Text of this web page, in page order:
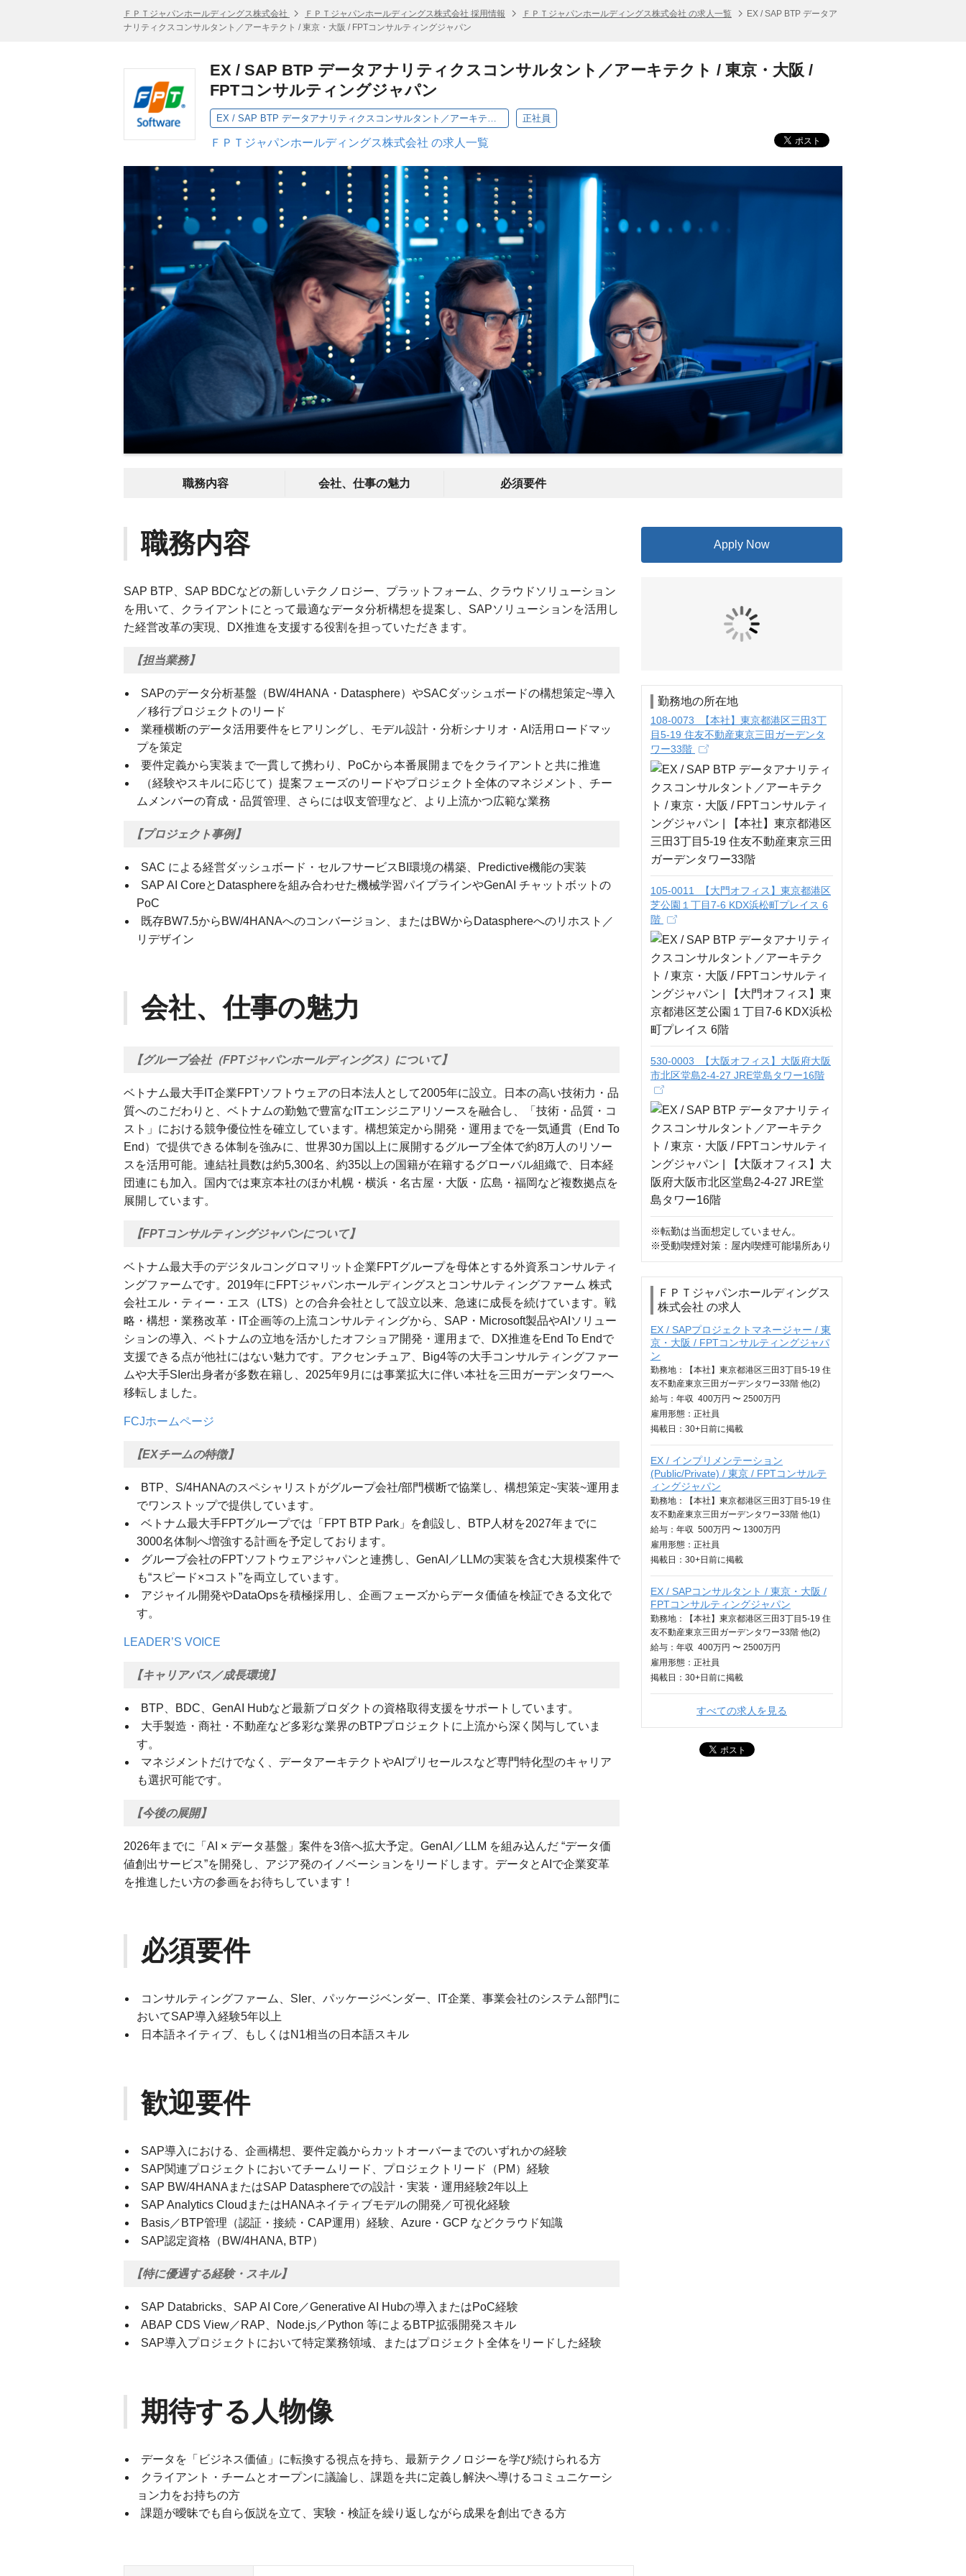
ＦＰＴジャパンホールディングス株式会社 ＦＰＴジャパンホールディングス株式会社 採用情報 ＦＰＴジャパンホールディングス株式会社 の求人一覧
EX / SAP BTP データア
ナリティクスコンサルタント／アーキテクト / 東京・大阪 / FPTコンサルティングジャパン
EX / SAP BTP データアナリティクスコンサルタント／アーキテクト / 東京・大阪 /
FPTコンサルティングジャパン
EX / SAP BTP データアナリティクスコンサルタント／アーキテクト / 東京・大阪 / FPTコンサルティングジャパン 正社員
ＦＰＴジャパンホールディングス株式会社 の求人一覧
職務内容 会社、仕事の魅力 必須要件
職務内容
SAP BTP、SAP BDCなどの新しいテクノロジー、プラットフォーム、クラウドソリューション
を用いて、クライアントにとって最適なデータ分析構想を提案し、SAPソリューションを活用し
た経営改革の実現、DX推進を支援する役割を担っていただきます。
【担当業務】
SAPのデータ分析基盤（BW/4HANA・Datasphere）やSACダッシュボードの構想策定~導入
／移行プロジェクトのリード
業種横断のデータ活用要件をヒアリングし、モデル設計・分析シナリオ・AI活用ロードマッ
プを策定
要件定義から実装まで一貫して携わり、PoCから本番展開までをクライアントと共に推進
（経験やスキルに応じて）提案フェーズのリードやプロジェクト全体のマネジメント、チー
ムメンバーの育成・品質管理、さらには収支管理など、より上流かつ広範な業務
【プロジェクト事例】
SAC による経営ダッシュボード・セルフサービスBI環境の構築、Predictive機能の実装
SAP AI CoreとDatasphereを組み合わせた機械学習パイプラインやGenAI チャットボットの
PoC
既存BW7.5からBW/4HANAへのコンバージョン、またはBWからDatasphereへのリホスト／
リデザイン
会社、仕事の魅力
【グループ会社（FPTジャパンホールディングス）について】
ベトナム最大手IT企業FPTソフトウェアの日本法人として2005年に設立。日本の高い技術力・品
質へのこだわりと、ベトナムの勤勉で豊富なITエンジニアリソースを融合し、「技術・品質・コ
スト」における競争優位性を確立しています。構想策定から開発・運用までを一気通貫（End To
End）で提供できる体制を強みに、世界30カ国以上に展開するグループ全体で約8万人のリソー
スを活用可能。連結社員数は約5,300名、約35以上の国籍が在籍するグローバル組織で、日本経
団連にも加入。国内では東京本社のほか札幌・横浜・名古屋・大阪・広島・福岡など複数拠点を
展開しています。
【FPTコンサルティングジャパンについて】
ベトナム最大手のデジタルコングロマリット企業FPTグループを母体とする外資系コンサルティ
ングファームです。2019年にFPTジャパンホールディングスとコンサルティングファーム 株式
会社エル・ティー・エス（LTS）との合弁会社として設立以来、急速に成長を続けています。戦
略・構想・業務改革・IT企画等の上流コンサルティングから、SAP・Microsoft製品やAIソリュー
ションの導入、ベトナムの立地を活かしたオフショア開発・運用まで、DX推進をEnd To Endで
支援できる点が他社にはない魅力です。アクセンチュア、Big4等の大手コンサルティングファー
ムや大手SIer出身者が多数在籍し、2025年9月には事業拡大に伴い本社を三田ガーデンタワーへ
移転しました。
FCJホームページ
【EXチームの特徴】
BTP、S/4HANAのスペシャリストがグループ会社/部門横断で協業し、構想策定~実装~運用ま
でワンストップで提供しています。
ベトナム最大手FPTグループでは「FPT BTP Park」を創設し、BTP人材を2027年までに
3000名体制へ増強する計画を予定しております。
グループ会社のFPTソフトウェアジャパンと連携し、GenAI／LLMの実装を含む大規模案件で
も“スピード×コスト”を両立しています。
アジャイル開発やDataOpsを積極採用し、企画フェーズからデータ価値を検証できる文化で
す。
LEADER’S VOICE
【キャリアパス／成長環境】
BTP、BDC、GenAI Hubなど最新プロダクトの資格取得支援をサポートしています。
大手製造・商社・不動産など多彩な業界のBTPプロジェクトに上流から深く関与していま
す。
マネジメントだけでなく、データアーキテクトやAIプリセールスなど専門特化型のキャリア
も選択可能です。
【今後の展開】
2026年までに「AI × データ基盤」案件を3倍へ拡大予定。GenAI／LLM を組み込んだ “データ価
値創出サービス”を開発し、アジア発のイノベーションをリードします。データとAIで企業変革
を推進したい方の参画をお待ちしています！
必須要件
コンサルティングファーム、SIer、パッケージベンダー、IT企業、事業会社のシステム部門に
おいてSAP導入経験5年以上
日本語ネイティブ、もしくはN1相当の日本語スキル
歓迎要件
SAP導入における、企画構想、要件定義からカットオーバーまでのいずれかの経験
SAP関連プロジェクトにおいてチームリード、プロジェクトリード（PM）経験
SAP BW/4HANAまたはSAP Datasphereでの設計・実装・運用経験2年以上
SAP Analytics CloudまたはHANAネイティブモデルの開発／可視化経験
Basis／BTP管理（認証・接続・CAP運用）経験、Azure・GCP などクラウド知識
SAP認定資格（BW/4HANA, BTP）
【特に優遇する経験・スキル】
SAP Databricks、SAP AI Core／Generative AI Hubの導入またはPoC経験
ABAP CDS View／RAP、Node.js／Python 等によるBTP拡張開発スキル
SAP導入プロジェクトにおいて特定業務領域、またはプロジェクト全体をリードした経験
期待する人物像
データを「ビジネス価値」に転換する視点を持ち、最新テクノロジーを学び続けられる方
クライアント・チームとオープンに議論し、課題を共に定義し解決へ導けるコミュニケーシ
ョン力をお持ちの方
課題が曖昧でも自ら仮説を立て、実験・検証を繰り返しながら成果を創出できる方
Apply Now
勤務地の所在地
108-0073 【本社】東京都港区三田3丁
目5-19 住友不動産東京三田ガーデンタ
ワー33階
105-0011 【大門オフィス】東京都港区
芝公園１丁目7-6 KDX浜松町プレイス 6
階
530-0003 【大阪オフィス】大阪府大阪
市北区堂島2-4-27 JRE堂島タワー16階
※転勤は当面想定していません。
※受動喫煙対策：屋内喫煙可能場所あり
ＦＰＴジャパンホールディングス
株式会社 の求人
EX / SAPプロジェクトマネージャー / 東
京・大阪 / FPTコンサルティングジャパ
ン
勤務地：【本社】東京都港区三田3丁目5-19 住
友不動産東京三田ガーデンタワー33階 他(2)
給与： 年収 400万円 〜 2500万円
雇用形態：正社員
掲載日： 30+日 前に掲載
EX / インプリメンテーション
(Public/Private) / 東京 / FPTコンサルテ
ィングジャパン
勤務地：【本社】東京都港区三田3丁目5-19 住
友不動産東京三田ガーデンタワー33階 他(1)
給与： 年収 500万円 〜 1300万円
雇用形態：正社員
掲載日： 30+日 前に掲載
EX / SAPコンサルタント / 東京・大阪 /
FPTコンサルティングジャパン
勤務地：【本社】東京都港区三田3丁目5-19 住
友不動産東京三田ガーデンタワー33階 他(2)
給与： 年収 400万円 〜 2500万円
雇用形態：正社員
掲載日： 30+日 前に掲載
すべての求人を見る